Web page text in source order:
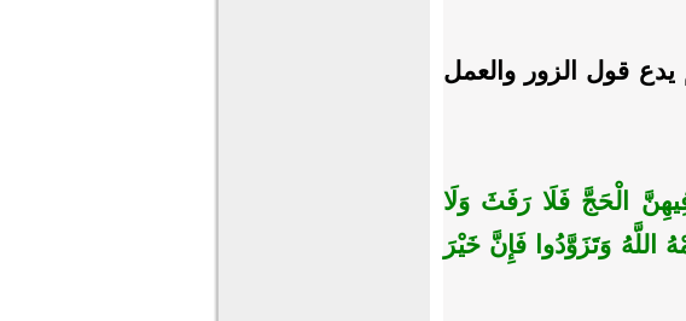
قول الزور والعمل
الْحَجَّ فَلَا رَفَثَ وَلَا
وَتَزَوَّدُوا فَإِنَّ خَيْرَ